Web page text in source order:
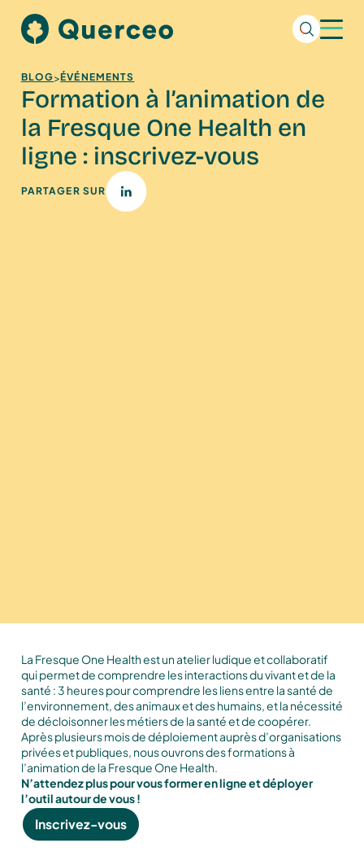
BLOG>ÉVÉNEMENTS
Formation à l’animation de
la Fresque One Health en
ligne : inscrivez-vous
PARTAGER SUR
La Fresque One Health est un atelier ludique et collaboratif
qui permet de comprendre les interactions du vivant et de la
santé : 3 heures pour comprendre les liens entre la santé de
l’environnement, des animaux et des humains, et la nécessité
de décloisonner les métiers de la santé et de coopérer.
Après plusieurs mois de déploiement auprès d’organisations
privées et publiques, nous ouvrons des formations à
l’animation de la Fresque One Health.
N’attendez plus pour vous former en ligne et déployer
l’outil autour de vous !
Inscrivez-vous